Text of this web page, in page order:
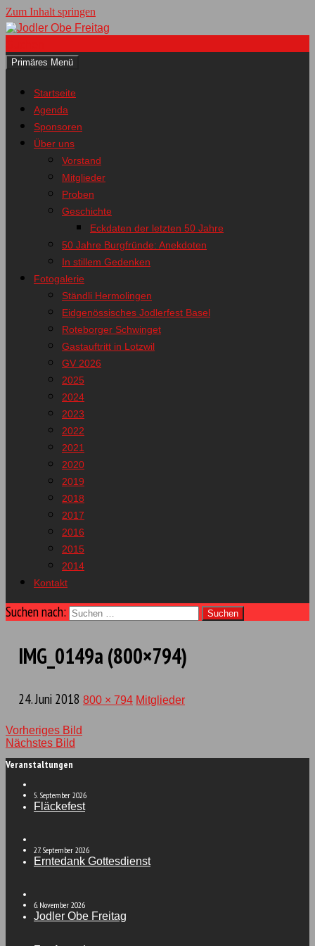
Zum Inhalt springen
Primäres Menü
Startseite
Agenda
Sponsoren
Über uns
Vorstand
Mitglieder
Proben
Geschichte
Eckdaten der letzten 50 Jahre
50 Jahre Burgfründe: Anekdoten
In stillem Gedenken
Fotogalerie
Ständli Hermolingen
Eidgenössisches Jodlerfest Basel
Roteborger Schwinget
Gastauftritt in Lotzwil
GV 2026
2025
2024
2023
2022
2021
2020
2019
2018
2017
2016
2015
2014
Kontakt
Suchen nach:
IMG_0149a (800×794)
24. Juni 2018 800 × 794 Mitglieder
Vorheriges Bild
Nächstes Bild
Platzreservation: ab 20. Oktober 2025
unter Reservation Burgfründe
Veranstaltungen
5. September 2026
Fläckefest
27. September 2026
Erntedank Gottesdienst
6. November 2026
Jodler Obe Freitag